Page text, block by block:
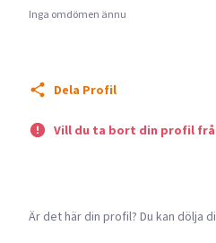
Inga omdömen ännu
Dela Profil
Vill du ta bort din profil
Är det här din profil? Du kan dölja